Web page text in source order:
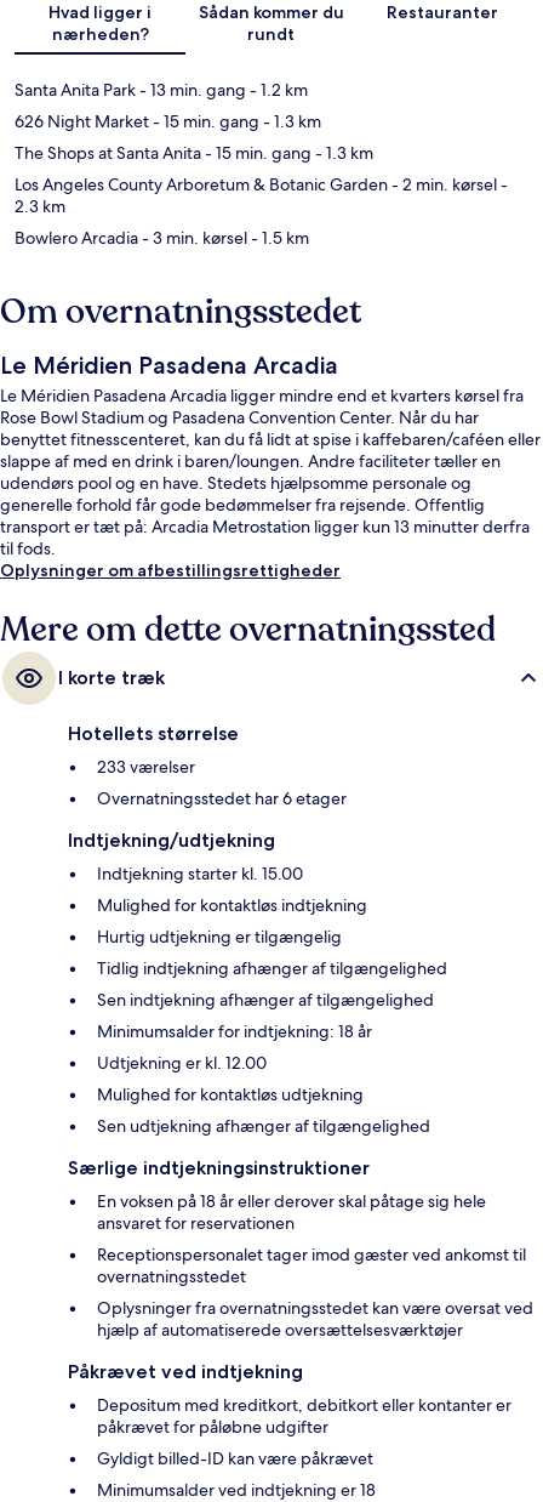
Hvad ligger i
nærheden?
Sådan kommer du
rundt
Restauranter
Santa Anita Park- 13 min. gang - 1.2 km
626 Night Market- 15 min. gang - 1.3 km
The Shops at Santa Anita- 15 min. gang - 1.3 km
Los Angeles County Arboretum & Botanic Garden- 2 min. kørsel-
2.3 km
Bowlero Arcadia- 3 min. kørsel- 1.5 km
Om overnatningsstedet
Le Méridien Pasadena Arcadia
Le Méridien Pasadena Arcadia ligger mindre end et kvarters kørsel fra
Rose Bowl Stadium og Pasadena Convention Center. Når du har
benyttet fitnesscenteret, kan du få lidt at spise i kaffebaren/caféen eller
slappe af med en drink i baren/loungen. Andre faciliteter tæller en
udendørs pool og en have. Stedets hjælpsomme personale og
generelle forhold får gode bedømmelser fra rejsende. Offentlig
transport er tæt på: Arcadia Metrostation ligger kun 13 minutter derfra
til fods.
Oplysninger om afbestillingsrettigheder
Mere om dette overnatningssted
I korte træk
Hotellets størrelse
233 værelser
Overnatningsstedet har 6 etager
Indtjekning/udtjekning
Indtjekning starter kl. 15.00
Mulighed for kontaktløs indtjekning
Hurtig udtjekning er tilgængelig
Tidlig indtjekning afhænger af tilgængelighed
Sen indtjekning afhænger af tilgængelighed
Minimumsalder for indtjekning: 18 år
Udtjekning er kl. 12.00
Mulighed for kontaktløs udtjekning
Sen udtjekning afhænger af tilgængelighed
Særlige indtjekningsinstruktioner
En voksen på 18 år eller derover skal påtage sig hele
ansvaret for reservationen
Receptionspersonalet tager imod gæster ved ankomst til
overnatningsstedet
Oplysninger fra overnatningsstedet kan være oversat ved
hjælp af automatiserede oversættelsesværktøjer
Påkrævet ved indtjekning
Depositum med kreditkort, debitkort eller kontanter er
påkrævet for påløbne udgifter
Gyldigt billed-ID kan være påkrævet
Minimumsalder ved indtjekning er 18